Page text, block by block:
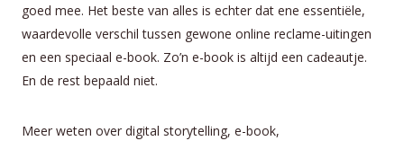
goed mee. Het beste van alles is echter dat ene essentiële,
waardevolle verschil tussen gewone online reclame-uitingen
en een speciaal e-book. Zo’n e-book is altijd een cadeautje.
En de rest bepaald niet.
Meer weten over digital storytelling, e-book,